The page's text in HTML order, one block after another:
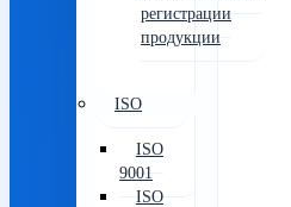
регистрации
продукции
ISO
ISO
9001
ISO